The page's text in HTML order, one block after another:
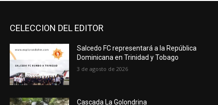
CELECCION DEL EDITOR
Salcedo FC representará a la República
Dominicana en Trinidad y Tobago
3 de agosto de 2026
Cascada La Golondrina